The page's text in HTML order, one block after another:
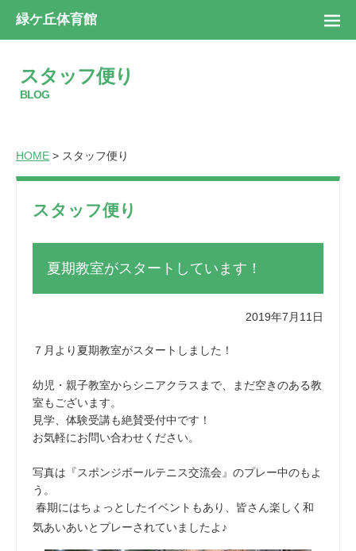
緑ケ丘体育館
スタッフ便り
BLOG
HOME > スタッフ便り
スタッフ便り
夏期教室がスタートしています！
2019年7月11日
７月より夏期教室がスタートしました！
幼児・親子教室からシニアクラスまで、まだ空きのある教
室もございます。
見学、体験受講も絶賛受付中です！
お気軽にお問い合わせください。
写真は『スポンジボールテニス交流会』のプレー中のもよ
う。
春期にはちょっとしたイベントもあり、皆さん楽しく和
気あいあいとプレーされていましたよ♪